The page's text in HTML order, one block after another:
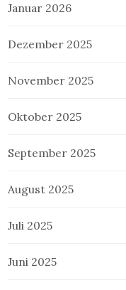
Januar 2026
Dezember 2025
November 2025
Oktober 2025
September 2025
August 2025
Juli 2025
Juni 2025